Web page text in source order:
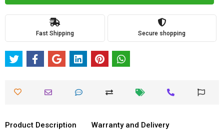
Fast Shipping Secure shopping
Product Description Warranty and Delivery